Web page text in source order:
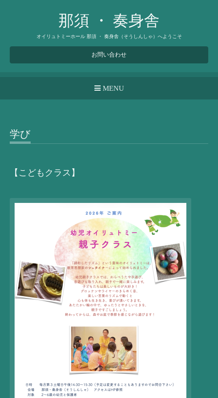
那須 ・ 奏身舎
オイリュトミーホール 那須 ・ 奏身舎（そうしんしゃ）へようこそ
お問い合わせ
MENU
学び
【こどもクラス】